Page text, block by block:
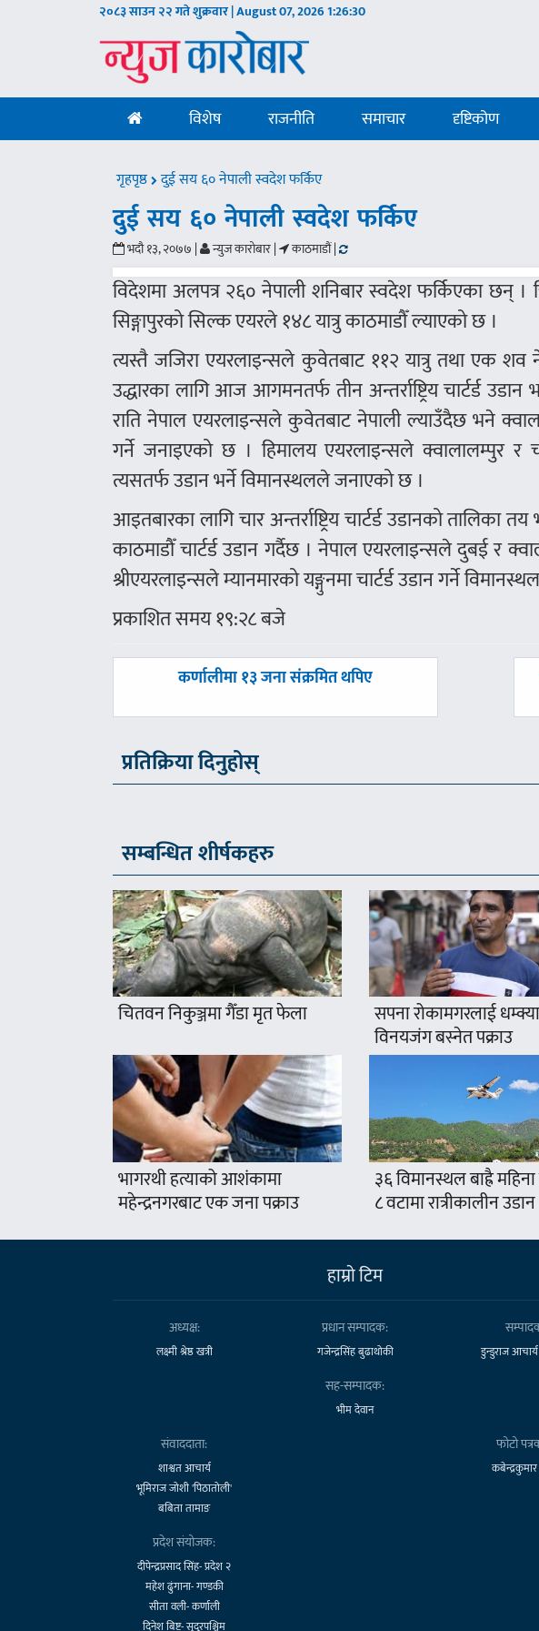
२०८३ साउन २२ गते शुक्रवार | August 07, 20261:26:31
विशेष राजनीति समाचार दृष्टिकोण
गृहपृष्ठ दुई सय ६० नेपाली स्वदेश फर्किए
दुई सय ६० नेपाली स्वदेश फर्किए
भदौ १३, २०७७ | न्युज कारोबार | काठमाडौं |
विदेशमा अलपत्र २६० नेपाली शनिबार स्वदेश फर्किएका छन् ।
सिङ्गापुरको सिल्क एयरले १४८ यात्रु काठमाडौँ ल्याएको छ ।
त्यस्तै जजिरा एयरलाइन्सले कुवेतबाट ११२ यात्रु तथा एक शव
उद्धारका लागि आज आगमनतर्फ तीन अन्तर्राष्ट्रिय चार्टर्ड
राति नेपाल एयरलाइन्सले कुवेतबाट नेपाली ल्याउँदैछ भने
गर्ने जनाइएको छ । हिमालय एयरलाइन्सले क्वालालम्पुर
त्यसतर्फ उडान भर्ने विमानस्थलले जनाएको छ ।
आइतबारका लागि चार अन्तर्राष्ट्रिय चार्टर्ड उडानको तालिका
काठमाडौँ चार्टर्ड उडान गर्दैछ । नेपाल एयरलाइन्सले दुबई र
श्रीएयरलाइन्सले म्यानमारको यङ्गुनमा चार्टर्ड उडान गर्ने
प्रकाशित समय १९:२८ बजे
पछिल्लाे
कर्णालीमा १३ जना संक्रमित थपिए
प्रतिक्रिया दिनुहोस्
सम्बन्धित शीर्षकहरु
चितवन निकुञ्जमा गैँडा मृत फेला सपना रोकामगरलाई
विनयजंग बस्नेत पक्राउ
भागरथी हत्याको आशंकामा
महेन्द्रनगरबाट एक जना पक्राउ
३६ विमानस्थल बाह्रै
८ वटामा रात्रीकालीन उडान
हाम्राे टिम
अध्यक्ष:
लक्ष्मी श्रेष्ठ खत्री
प्रधान सम्पादक:
गजेन्द्रसिंह बुढाथोकी डुन्डुराज
सह-सम्पादक:
भीम देवान
संवाददाता:
शाश्वत आचार्य
भूमिराज जोशी 'पिठातोली'
बबिता तामाङ
फोटो
प्रदेश संयोजक:
दीपेन्द्रप्रसाद सिंह- प्रदेश २
महेश ढुंगाना- गण्डकी
सीता वली- कर्णाली
दिनेश बिष्ट- सुदूरपश्चिम